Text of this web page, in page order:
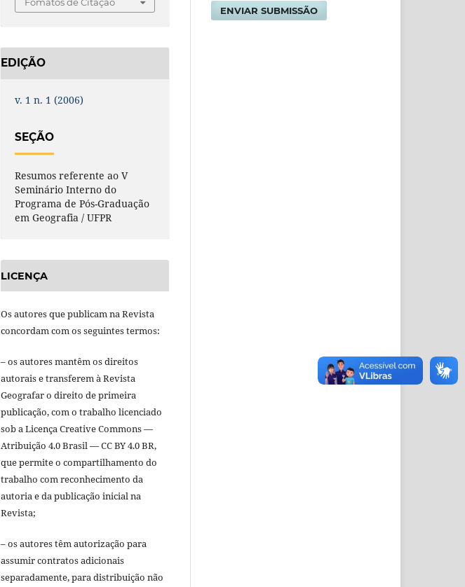
EDIÇÃO
v. 1 n. 1 (2006)
SEÇÃO
Resumos referente ao V
Seminário Interno do
Programa de Pós-Graduação
em Geografia / UFPR
LICENÇA
Os autores que publicam na Revista
concordam com os seguintes termos:
– os autores mantêm os direitos
autorais e transferem à Revista
Geografar o direito de primeira
publicação, com o trabalho licenciado
sob a Licença Creative Commons —
Atribuição 4.0 Brasil — CC BY 4.0 BR,
que permite o compartilhamento do
trabalho com reconhecimento da
autoria e da publicação inicial na
Revista;
– os autores têm autorização para
assumir contratos adicionais
separadamente, para distribuição não
ENVIAR SUBMISSÃO